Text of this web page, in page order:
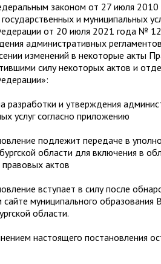
законом от 27 июля
и муниципальных
от 20 июля 2021 года №
административных
изменений в некоторые акты
силу некоторых актов и
и утверждения
услуг согласно приложению
подлежит передаче в
области для включения в
актов
вступает в силу после
муниципального образования
области.
настоящего постановления